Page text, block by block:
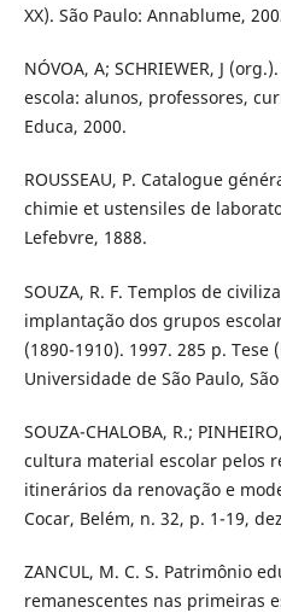
XX). São Paulo: Annablume,
NÓVOA, A; SCHRIEWER, J
escola: alunos, professores,
Educa, 2000.
ROUSSEAU, P. Catalogue
chimie et ustensiles de
Lefebvre, 1888.
SOUZA, R. F. Templos de
implantação dos grupos
(1890-1910). 1997. 285 p. Tese
Universidade de São Paulo,
SOUZA-CHALOBA, R.;
cultura material escolar pelos
itinerários da renovação e
Cocar, Belém, n. 32, p. 1-19,
ZANCUL, M. C. S. Patrimônio
remanescentes nas primeiras